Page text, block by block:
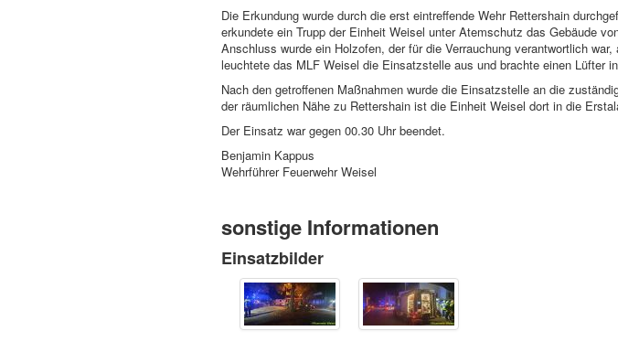
Die Erkundung wurde durch die erst eintreffende Wehr Rettershain
erkundete ein Trupp der Einheit Weisel unter Atemschutz das Gebäude
Anschluss wurde ein Holzofen, der für die Verrauchung verantwortlich
leuchtete das MLF Weisel die Einsatzstelle aus und brachte einen Lüfter
Nach den getroffenen Maßnahmen wurde die Einsatzstelle an die
der räumlichen Nähe zu Rettershain ist die Einheit Weisel dort in die
Der Einsatz war gegen 00.30 Uhr beendet.
Benjamin Kappus
Wehrführer Feuerwehr Weisel
sonstige Informationen
Einsatzbilder